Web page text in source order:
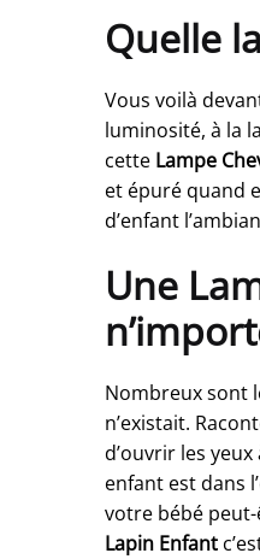
Quelle
Vous voilà
luminosité, à la
cette Lampe
et épuré quand
d’enfant
Une
Nombreux sont
n’existait.
d’ouvrir les
enfant est dans
votre bébé
Lapin Enfant